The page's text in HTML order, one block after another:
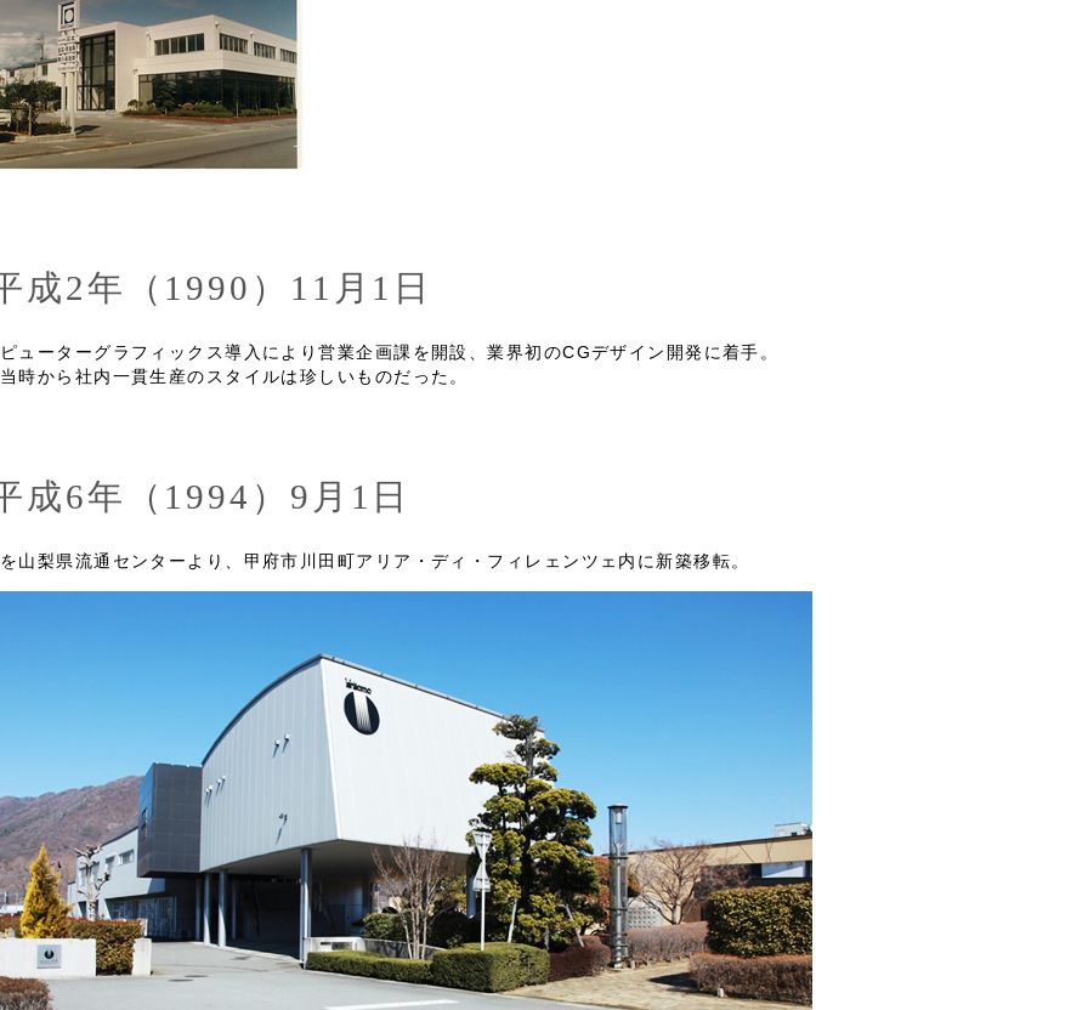
成2年（1990）11月1日
ューターグラフィックス導入により営業企画課を開設、業界初のCGデザイン開発に着手。
時から社内一貫生産のスタイルは珍しいものだった。
成6年（1994）9月1日
山梨県流通センターより、甲府市川田町アリア・ディ・フィレェンツェ内に新築移転。